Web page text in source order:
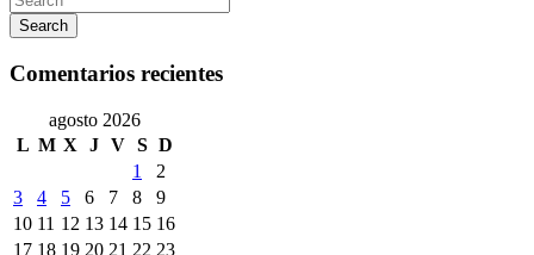
Search
Comentarios recientes
agosto 2026
L M X J V S D
1
2
3
4 5 6 7 8
9
10 11 12 13 14 15 16
17 18 19 20 21 22 23